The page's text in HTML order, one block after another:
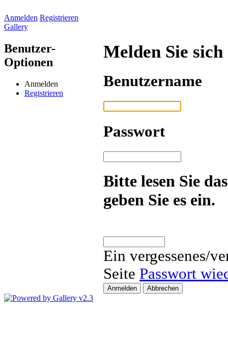
Anmelden Registrieren
Gallery
Benutzer-
Optionen
Anmelden
Registrieren
Melden Sie sich
Benutzername
Passwort
Bitte lesen Sie
geben Sie es ein.
Ein vergessenes/
Seite Passwort